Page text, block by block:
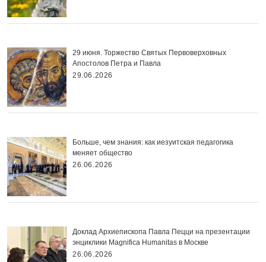
29 июня. Торжество Святых Первоверховных
Апостолов Петра и Павла
29.06.2026
Больше, чем знания: как иезуитская педагогика
меняет общество
26.06.2026
Доклад Архиепископа Павла Пецци на презентации
энциклики Magnifica Нumanitas в Москве
26.06.2026